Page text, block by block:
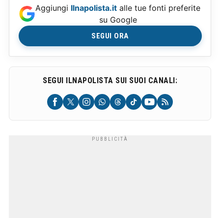
Aggiungi Ilnapolista.it alle tue fonti preferite
su Google
SEGUI ORA
SEGUI ILNAPOLISTA SUI SUOI CANALI: